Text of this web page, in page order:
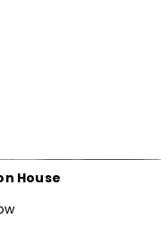
House